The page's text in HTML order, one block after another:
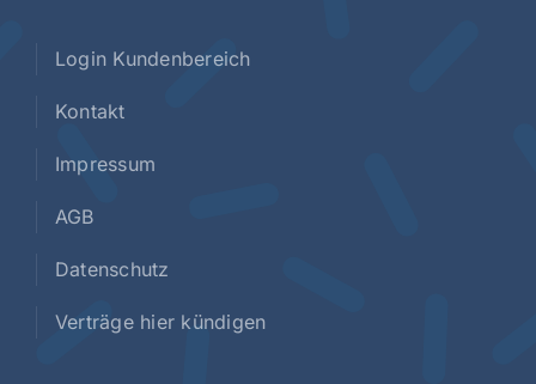
Login Kundenbereich
Kontakt
Impressum
AGB
Datenschutz
Verträge hier kündigen